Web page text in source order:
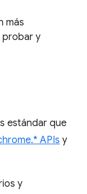
más
probar y
estándar que
APIs y
y